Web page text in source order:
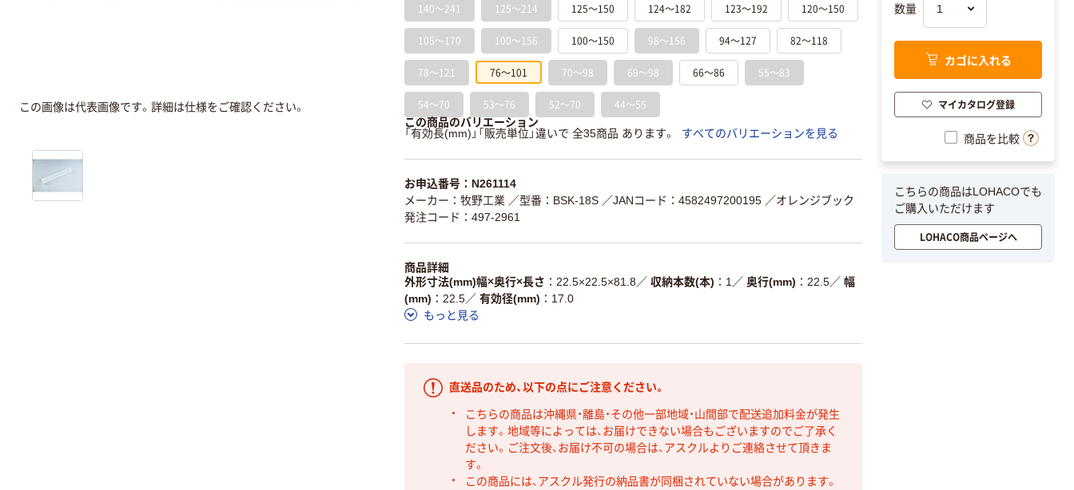
140～241 125～214 125～150 124～182 123～192 120～150
105～170 100～156 100～150 98～156 94～127 82～118
78～121 76～101 70～98 69～98 66～86 55～83
54～70 53～76 52～70 44～55
この商品のバリエーション
「有効長(mm)」「販売単位」違いで 全35商品 あります。
すべてのバリエーションを見る
お申込番号：N261114
メーカー：牧野工業 ／型番：BSK-18S ／JANコード：4582497200195 ／オレンジブック
発注コード：497-2961
商品詳細
外形寸法(mm)幅×奥行×長さ
22.5×22.5×81.8 ／ 収納本数(本) 1 ／ 奥行(mm) 22.5／ 幅
(mm)
22.5／ 有効径(mm)
17.0
もっと見る
直送品のため、以下の点にご注意ください。
こちらの商品は沖縄県・離島・その他一部地域・山間部で配送追加料金が発生
します。地域等によっては、お届けできない場合もございますのでご了承く
ださい。ご注文後、お届け不可の場合は、アスクルよりご連絡させて頂きま
す。
この商品には、アスクル発行の納品書が同梱されていない場合があります。
この画像は代表画像です。詳細は仕様をご確認ください。
数量
カゴに入れる
マイカタログ登録
商品を比較
こちらの商品はLOHACOでも
ご購入いただけます
LOHACO商品ページへ